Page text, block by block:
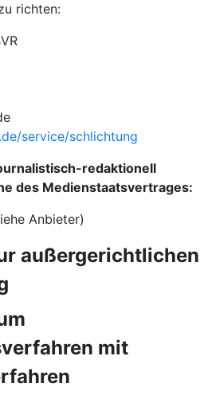
richten:
service/schlichtung
redaktionell
des Medienstaatsvertrages:
Anbieter)
außergerichtlichen
mit